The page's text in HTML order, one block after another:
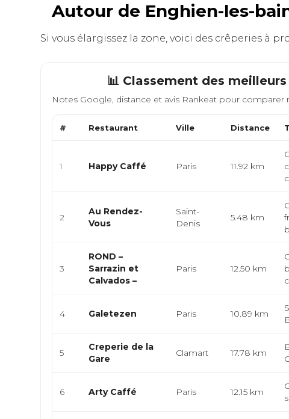
Autour de Enghien-les-
Si vous élargissez la zone, voici des crêperies à
📊 Classement des
Notes Google, distance et avis Rankeat pour
# Restaurant Ville Distance
1 Happy Caffé Paris 11.92 km
2
Au Rendez-
Vous
Saint-
Denis
5.48 km
3
ROND –
Sarrazin et
Calvados –
Paris 12.50 km
4 Galetezen Paris 10.89 km
5
Creperie de la
Gare
Clamart 17.78 km
6 Arty Caffé Paris 12.15 km